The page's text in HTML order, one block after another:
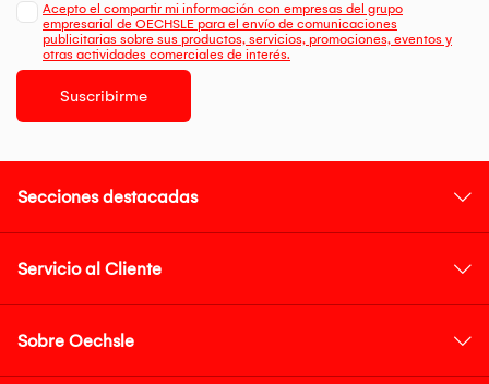
Acepto el compartir mi información con empresas del grupo
empresarial de OECHSLE para el envío de comunicaciones
publicitarias sobre sus productos, servicios, promociones, eventos y
otras actividades comerciales de interés.
Suscribirme
Secciones destacadas
Servicio al Cliente
Sobre Oechsle